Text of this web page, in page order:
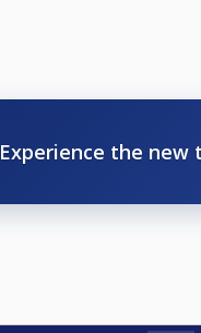
Experience the new